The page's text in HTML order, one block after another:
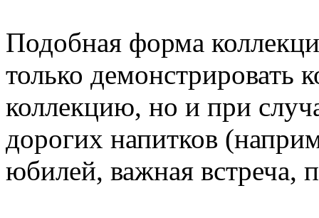
Подобная форма
только демонстрировать
коллекцию, но и при
дорогих напитков
юбилей, важная встреча,